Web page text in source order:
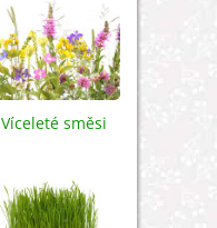
Víceleté směsi